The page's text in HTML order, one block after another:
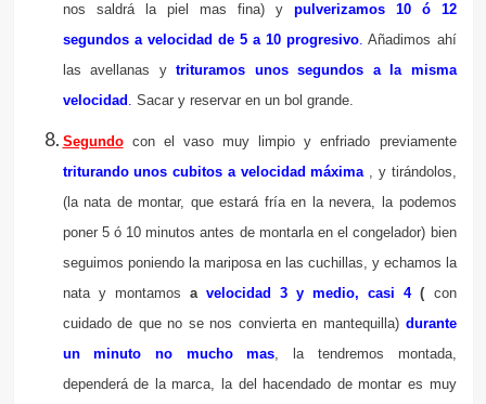
nos saldrá la piel mas fina) y pulverizamos 10 ó 12
segundos a velocidad de 5 a 10 progresivo. Añadimos ahí
las avellanas y trituramos unos segundos a la misma
velocidad . Sacar y reservar en un bol grande.
Segundocon el vaso muy limpio y enfriado previamente
triturando unos cubitos a velocidad máxima, y tirándolos,
(la nata de montar, que estará fría en la nevera, la podemos
poner 5 ó 10 minutos antes de montarla en el congelador) bien
seguimos poniendo la mariposa en las cuchillas, y echamos la
nata y montamos a velocidad 3 y medio, casi 4( con
cuidado de que no se nos convierta en mantequilla) durante
un minuto no mucho mas, la tendremos montada,
dependerá de la marca, la del hacendado de montar es muy